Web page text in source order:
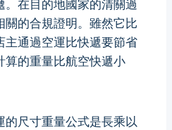
在目的地國家的清關過
關的合規證明。雖然它比
主通過空運比快遞要節省
算的重量比航空快遞小
的尺寸重量公式是長乘以